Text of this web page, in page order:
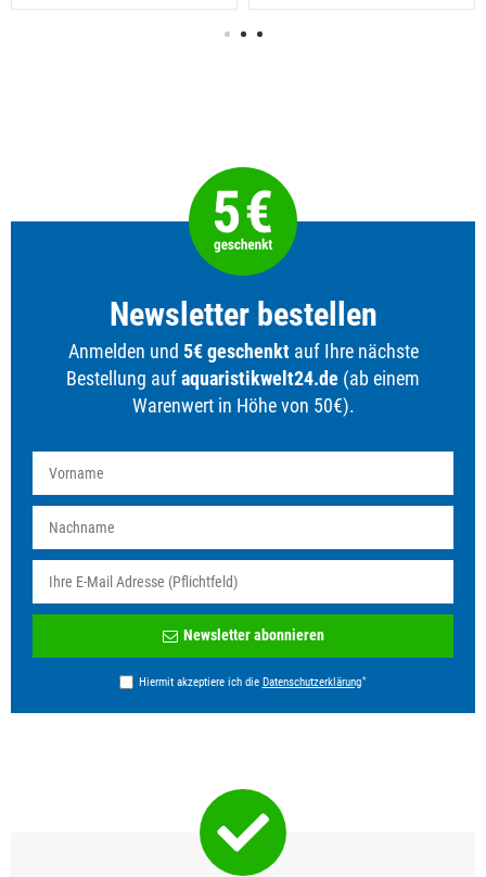
Newsletter bestellen
Anmelden und 5€ geschenktauf Ihre nächste
Bestellung aufaquaristikwelt24.de (ab einem
Warenwert in Höhe von 50€).
Newsletter abonnieren
Hiermit akzeptiere ich die Daten­schutz­erklärung*